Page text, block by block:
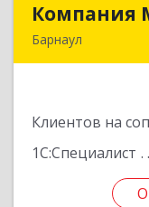
Компания
Барнаул
Клиентов на
1С:Специалист